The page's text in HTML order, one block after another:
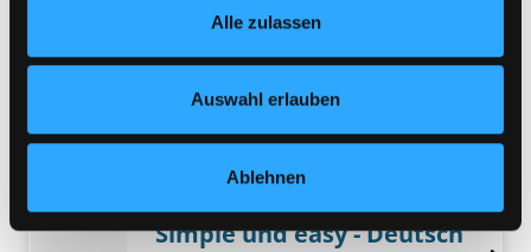
jederzeit widerrufen und Ihre Einstellungen verändern.
Nähere Informationen finden Sie in unserer
Alle zulassen
Auswahl erlauben
Ablehnen
Sprache gezielt fördern - Arbeitsheft
D
Jahr:2012
Zweitsprache
Simple und easy - Deutsch